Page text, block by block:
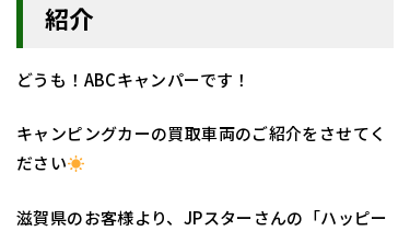
紹介
どうも！ABCキャンパーです！
キャンピングカーの買取車両のご紹介をさせてく
ださい
滋賀県のお客様より、JPスターさんの「ハッピー